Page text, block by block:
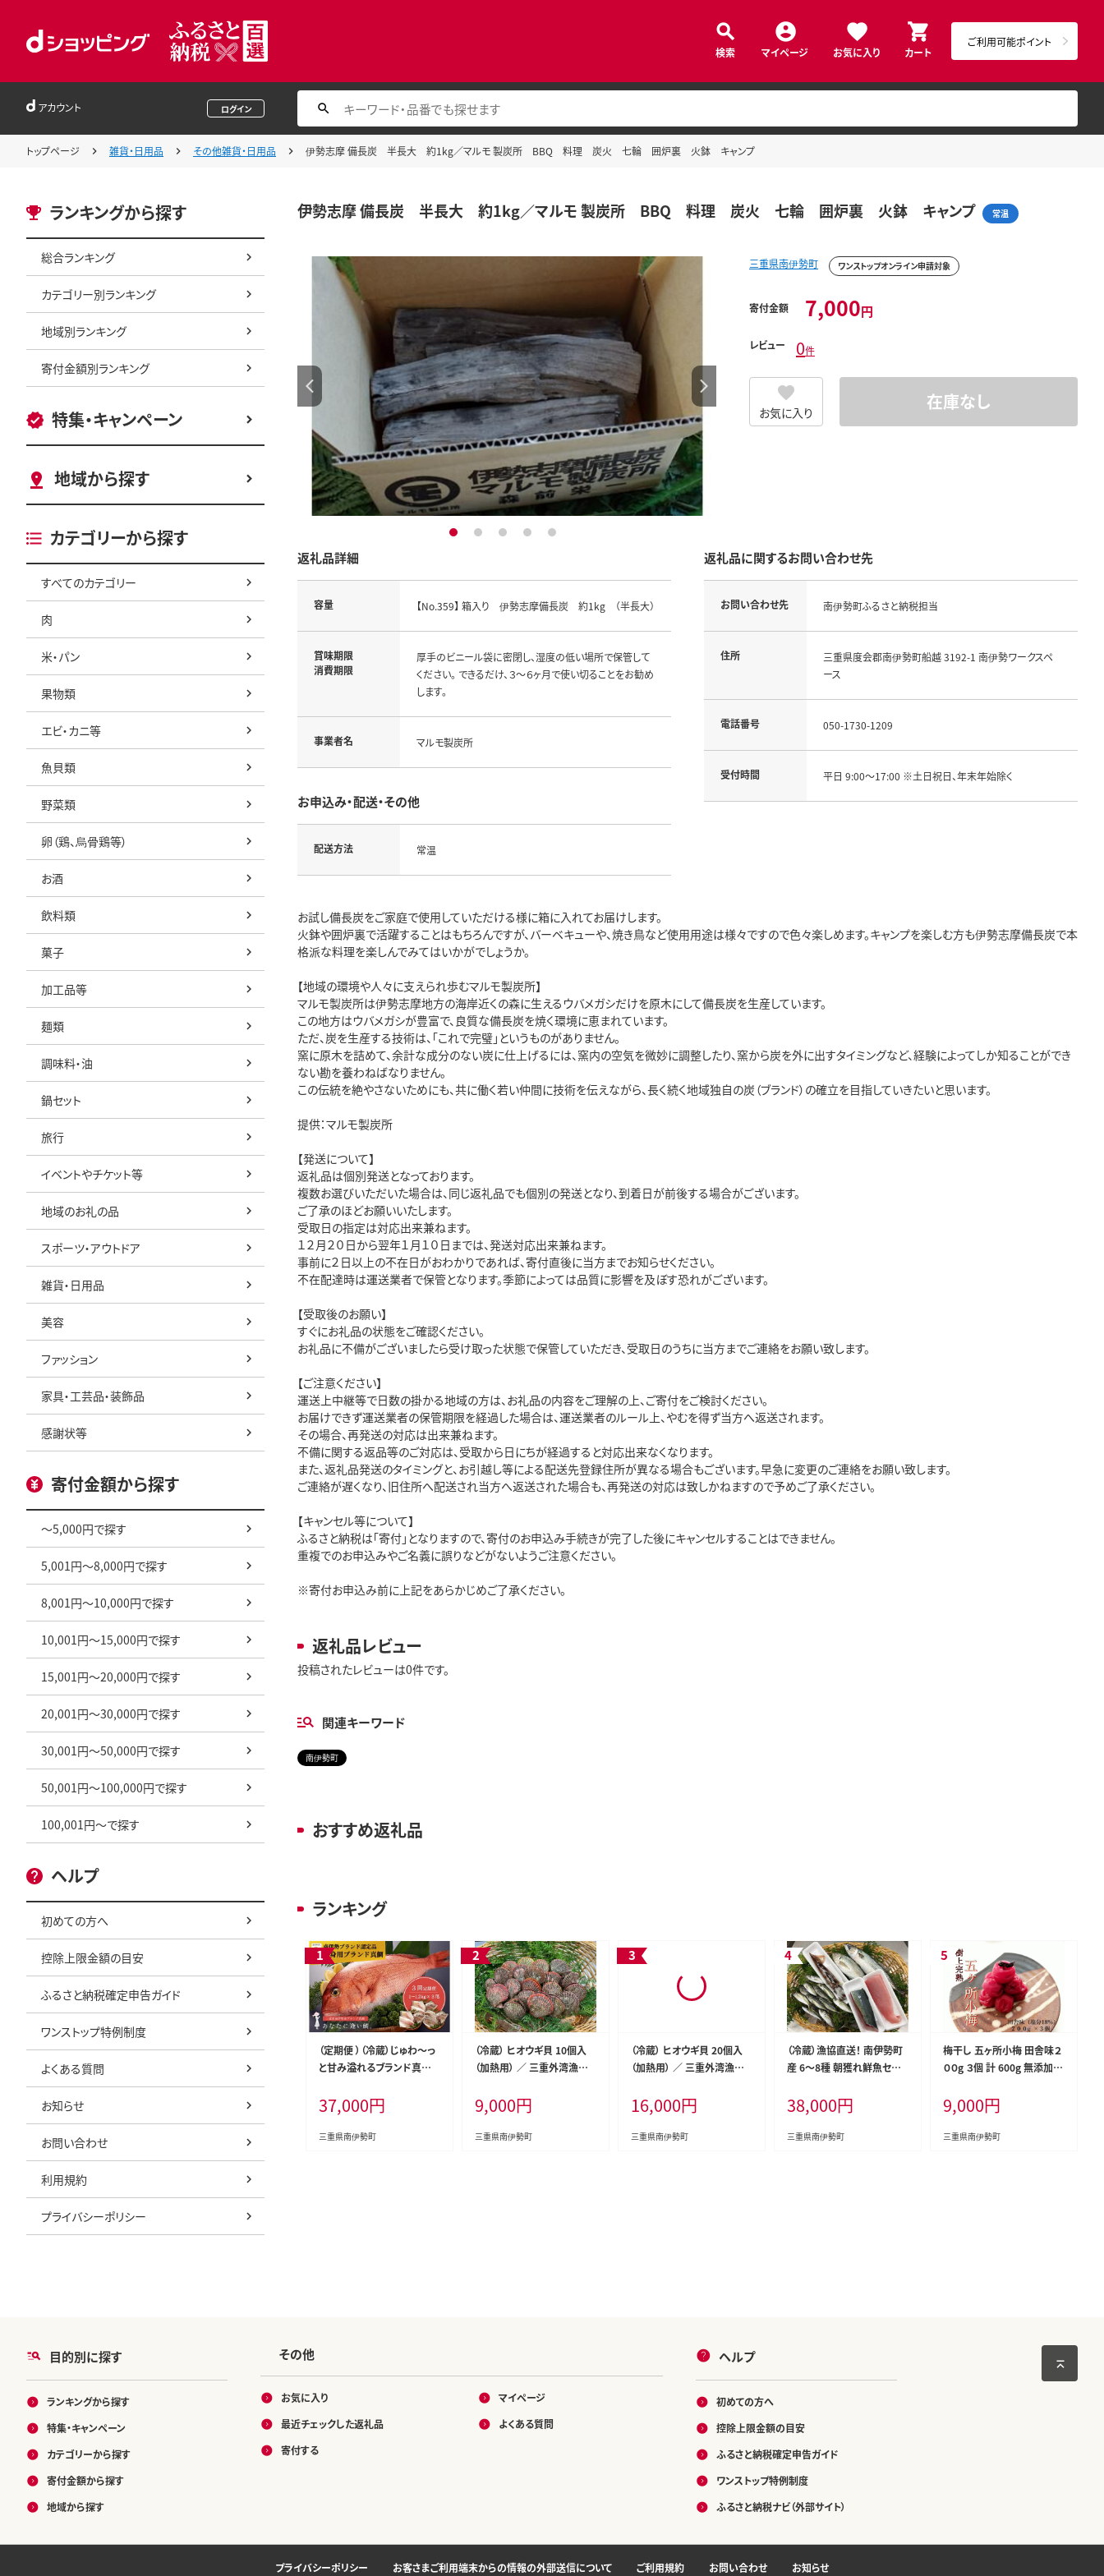
検索 マイページ お気に入り カート
ご利用可能ポイント
アカウント ログイン
トップページ 雑貨・日用品 その他雑貨・日用品 伊勢志摩 備長炭 半長大 約1kg／マルモ 製炭所 BBQ 料理 炭火 七輪 囲炉裏 火鉢 キャンプ
ランキングから探す
総合ランキング
カテゴリー別ランキング
地域別ランキング
寄付金額別ランキング
特集・キャンペーン
地域から探す
カテゴリーから探す
すべてのカテゴリー
肉
米・パン
果物類
エビ・カニ等
魚貝類
野菜類
卵（鶏、烏骨鶏等）
お酒
飲料類
菓子
加工品等
麺類
調味料・油
鍋セット
旅行
イベントやチケット等
地域のお礼の品
スポーツ・アウトドア
雑貨・日用品
美容
ファッション
家具・工芸品・装飾品
感謝状等
寄付金額から探す
～5,000円で探す
5,001円～8,000円で探す
8,001円～10,000円で探す
10,001円～15,000円で探す
15,001円～20,000円で探す
20,001円～30,000円で探す
30,001円～50,000円で探す
50,001円～100,000円で探す
100,001円～で探す
ヘルプ
初めての方へ
控除上限金額の目安
ふるさと納税確定申告ガイド
ワンストップ特例制度
よくある質問
お知らせ
お問い合わせ
利用規約
プライバシーポリシー
伊勢志摩 備長炭 半長大 約1kg／マルモ 製炭所 BBQ 料理 炭火 七輪 囲炉裏 火鉢 キャンプ 常温
1 2 3 4 5
三重県南伊勢町 ワンストップオンライン申請対象
寄付金額 7,000円
レビュー 0件
お気に入り 在庫なし
返礼品詳細
容量 【No.359】 箱入り 伊勢志摩備長炭 約1kg （半長大）
賞味期限
消費期限
厚手のビニール袋に密閉し、湿度の低い場所で保管して
ください。 できるだけ、３～６ヶ月で使い切ることをお勧め
します。
事業者名 マルモ製炭所
お申込み・配送・その他
配送方法 常温
返礼品に関するお問い合わせ先
お問い合わせ先 南伊勢町ふるさと納税担当
住所
三重県度会郡南伊勢町船越 3192-1 南伊勢ワークスペ
ース
電話番号 050-1730-1209
受付時間 平日 9:00～17:00 ※土日祝日、年末年始除く
お試し備長炭をご家庭で使用していただける様に箱に入れてお届けします。
火鉢や囲炉裏で活躍することはもちろんですが、バーベキューや、焼き鳥など使用用途は様々ですので色々楽しめます。キャンプを楽しむ方も伊勢志摩備長炭で本
格派な料理を楽しんでみてはいかがでしょうか。
【地域の環境や人々に支えられ歩むマルモ製炭所】
マルモ製炭所は伊勢志摩地方の海岸近くの森に生えるウバメガシだけを原木にして備長炭を生産しています。
この地方はウバメガシが豊富で、良質な備長炭を焼く環境に恵まれています。
ただ、炭を生産する技術は、「これで完璧」というものがありません。
窯に原木を詰めて、余計な成分のない炭に仕上げるには、窯内の空気を微妙に調整したり、窯から炭を外に出すタイミングなど、経験によってしか知ることができ
ない勘を養わねばなりません。
この伝統を絶やさないためにも、共に働く若い仲間に技術を伝えながら、長く続く地域独自の炭（ブランド）の確立を目指していきたいと思います。
提供：マルモ製炭所
【発送について】
返礼品は個別発送となっております。
複数お選びいただいた場合は、同じ返礼品でも個別の発送となり、到着日が前後する場合がございます。
ご了承のほどお願いいたします。
受取日の指定は対応出来兼ねます。
１２月２０日から翌年１月１０日までは、発送対応出来兼ねます。
事前に２日以上の不在日がおわかりであれば、寄付直後に当方までお知らせください。
不在配達時は運送業者で保管となります。季節によっては品質に影響を及ぼす恐れがございます。
【受取後のお願い】
すぐにお礼品の状態をご確認ください。
お礼品に不備がございましたら受け取った状態で保管していただき、受取日のうちに当方までご連絡をお願い致します。
【ご注意ください】
運送上中継等で日数の掛かる地域の方は、お礼品の内容をご理解の上、ご寄付をご検討ください。
お届けできず運送業者の保管期限を経過した場合は、運送業者のルール上、やむを得ず当方へ返送されます。
その場合、再発送の対応は出来兼ねます。
不備に関する返品等のご対応は、受取から日にちが経過すると対応出来なくなります。
また、返礼品発送のタイミングと、お引越し等による配送先登録住所が異なる場合もございます。早急に変更のご連絡をお願い致します。
ご連絡が遅くなり、旧住所へ配送され当方へ返送された場合も、再発送の対応は致しかねますので予めご了承ください。
【キャンセル等について】
ふるさと納税は「寄付」となりますので、寄付のお申込み手続きが完了した後にキャンセルすることはできません。
重複でのお申込みやご名義に誤りなどがないようご注意ください。
※寄付お申込み前に上記をあらかじめご了承ください。
返礼品レビュー
投稿されたレビューは0件です。
関連キーワード
南伊勢町
おすすめ返礼品
ランキング
（定期便 ）（冷蔵）じゅわ～っ
と甘み溢れるブランド真鯛1
比べ 皮あり スキンレス 4ヶ
月に１回 ／ はさま あなたに
逢い鯛。 鯛 真鯛 刺身 湯引き
37,000円
三重県南伊勢町
（冷蔵） ヒオウギ貝 10個入
（加熱用） ／ 三重外湾漁業
込みご飯 グラタン BBQ バー
ベキュー 魚貝 海鮮 産地直
送 三重県 南伊勢町
9,000円
三重県南伊勢町
（冷蔵） ヒオウギ貝 20個入
（加熱用） ／ 三重外湾漁業
込みご飯 グラタン BBQ バー
ベキュー 魚貝 海鮮 産地直
送 三重県 南伊勢町
16,000円
三重県南伊勢町
（冷蔵）漁協直送！ 南伊勢町
産 6～8種 朝獲れ鮮魚セット
刺身 新鮮 詰合せ おいしい
とれたて 旬 三重県 伊勢志摩
38,000円
三重県南伊勢町
梅干し 五ヶ所小梅 田舎味２
００g ３個 計 600g 無添加
8% ないぜ しぜん村 ふるさ
と 納税 うめ 梅 ume 手作り
うめぼし 伊勢志摩 三重県
9,000円
三重県南伊勢町
目的別に探す
ランキングから探す
特集・キャンペーン
カテゴリーから探す
寄付金額から探す
地域から探す
その他
お気に入り
最近チェックした返礼品
寄付する
マイページ
よくある質問
ヘルプ
初めての方へ
控除上限金額の目安
ふるさと納税確定申告ガイド
ワンストップ特例制度
ふるさと納税ナビ（外部サイト）
プライバシーポリシー お客さまご利用端末からの情報の外部送信について ご利用規約 お問い合わせ お知らせ